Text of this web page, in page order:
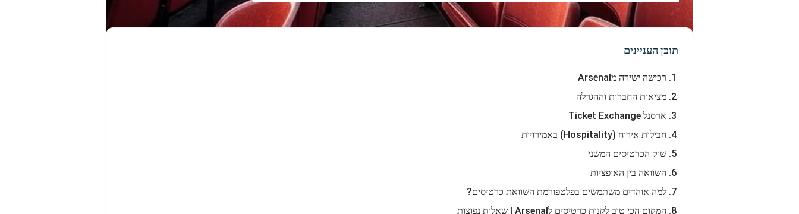
תוכן העניינים
רכישה ישירה מArsenal
מציאות החברות וההגרלה
ארסנל Ticket Exchange
חבילות אירוח (Hospitality) באמירויות
שוק הכרטיסים המשני
השוואה בין האופציות
למה אוהדים משתמשים בפלטפורמת השוואת כרטיסים?
המקום הכי טוב לקנות כרטיסים לArsenal | שאלות נפוצות